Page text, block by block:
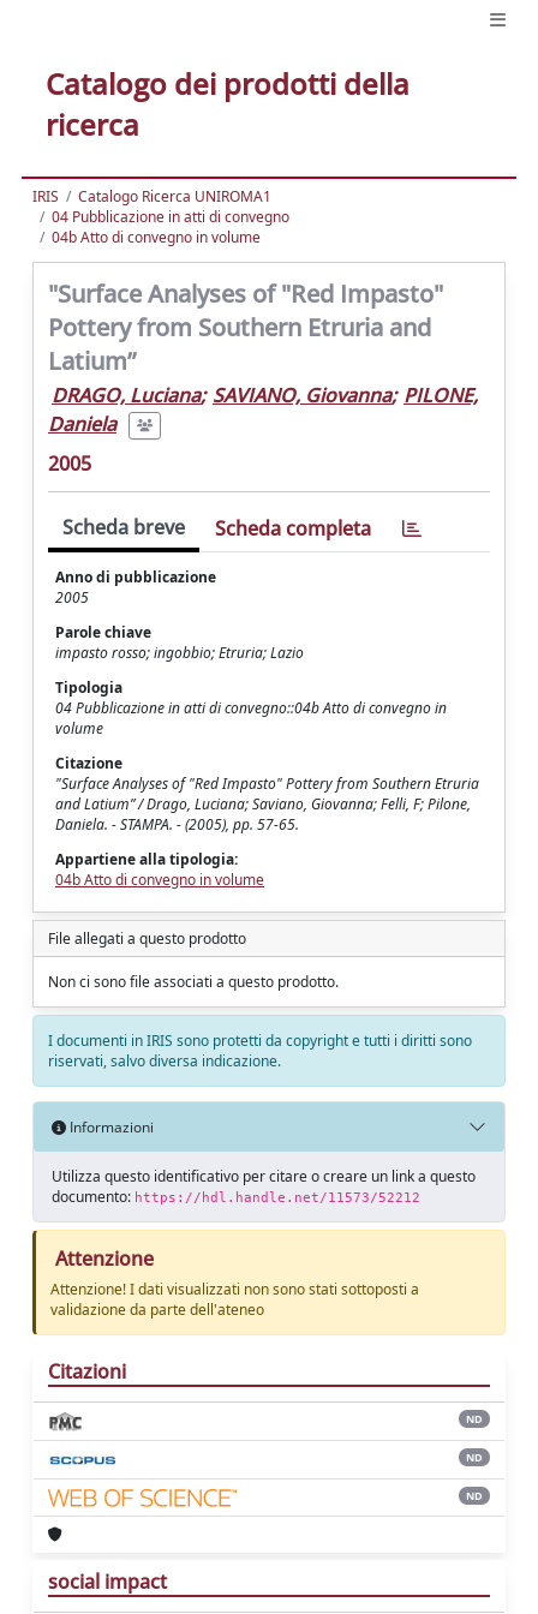
Catalogo dei prodotti della
ricerca
IRIS
Catalogo Ricerca UNIROMA1
04 Pubblicazione in atti di convegno
04b Atto di convegno in volume
"Surface Analyses of "Red Impasto"
Pottery from Southern Etruria and
Latium”
DRAGO, Luciana; SAVIANO, Giovanna; PILONE,
Daniela
2005
Scheda breve Scheda completa
Anno di pubblicazione
2005
Parole chiave
impasto rosso; ingobbio; Etruria; Lazio
Tipologia
04 Pubblicazione in atti di convegno::04b Atto di convegno in
volume
Citazione
"Surface Analyses of "Red Impasto" Pottery from Southern Etruria
and Latium” / Drago, Luciana; Saviano, Giovanna; Felli, F; Pilone,
Daniela. - STAMPA. - (2005), pp. 57-65.
Appartiene alla tipologia:
04b Atto di convegno in volume
File allegati a questo prodotto
Non ci sono file associati a questo prodotto.
I documenti in IRIS sono protetti da copyright e tutti i diritti sono
riservati, salvo diversa indicazione.
Informazioni
Utilizza questo identificativo per citare o creare un link a questo
documento: https://hdl.handle.net/11573/52212
Attenzione
Attenzione! I dati visualizzati non sono stati sottoposti a
validazione da parte dell'ateneo
Citazioni
ND
ND
ND
social impact